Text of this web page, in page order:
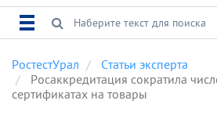
РостестУрал
Статьи эксперта
Росаккредитация сократила
сертификатах на товары